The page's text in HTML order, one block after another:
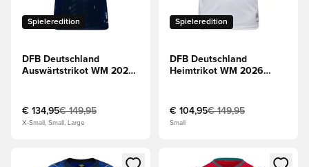
Spieleredition
DFB Deutschland
Auswärtstrikot WM 2026
€ 134,95€ 149,95
X-Small, Small, Large
Spieleredition
DFB Deutschland
Heimtrikot WM 2026
€ 104,95€ 149,95
Small
Öffnet ein Fenster zum Anmelden oder Registrieren als
Öffnet ein Fenster zum